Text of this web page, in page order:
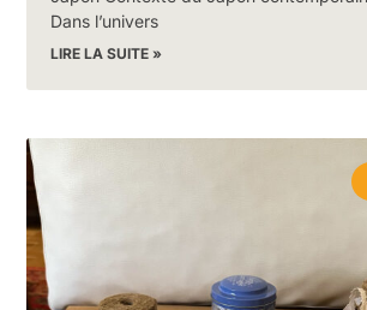
Dans l’univers
LIRE LA SUITE »